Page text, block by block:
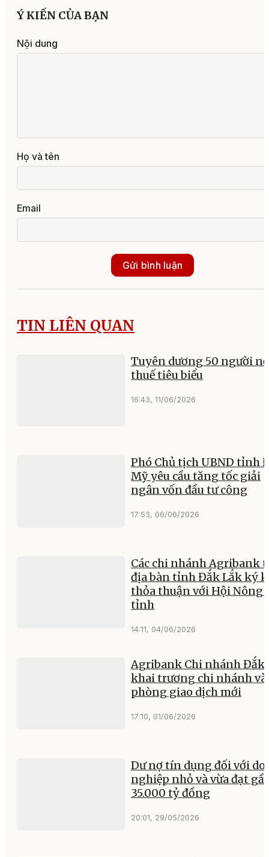
Ý KIẾN CỦA BẠN
Nội dung
Họ và tên
Email
Gửi bình luận
TIN LIÊN QUAN
Tuyên dương 50 người
thuế tiêu biểu
16:43, 11/06/2026
Phó Chủ tịch UBND tỉnh
Mỹ yêu cầu tăng tốc giải
ngân vốn đầu tư công
17:53, 06/06/2026
Các chi nhánh Agribank
địa bàn tỉnh Đắk Lắk ký
thỏa thuận với Hội Nông
tỉnh
14:11, 04/06/2026
Agribank Chi nhánh Đắk
khai trương chi nhánh và
phòng giao dịch mới
17:10, 01/06/2026
Dư nợ tín dụng đối với
nghiệp nhỏ và vừa đạt
35.000 tỷ đồng
20:01, 29/05/2026